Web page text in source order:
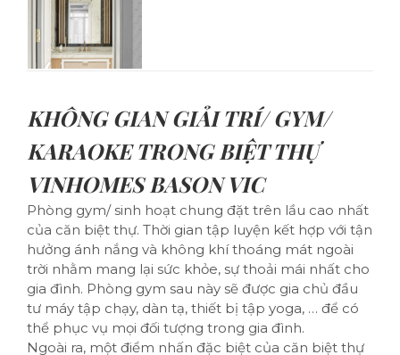
KHÔNG GIAN GIẢI TRÍ/ GYM/
KARAOKE TRONG BIỆT THỰ
VINHOMES BASON VIC
Phòng gym/ sinh hoạt chung đặt trên lầu cao nhất
của căn biệt thự. Thời gian tập luyện kết hợp với tận
hưởng ánh nắng và không khí thoáng mát ngoài
trời nhằm mang lại sức khỏe, sự thoải mái nhất cho
gia đình. Phòng gym sau này sẽ được gia chủ đầu
tư máy tập chạy, dàn tạ, thiết bị tập yoga, … để có
thể phục vụ mọi đối tượng trong gia đình.
Ngoài ra, một điểm nhấn đặc biệt của căn biệt thự